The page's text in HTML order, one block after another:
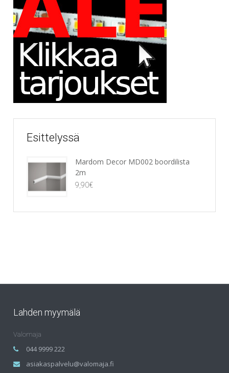
Esittelyssä
Mardom Decor MD002 boordilista
2m
9,90€
Lahden myymälä
Valomaja
044 9999 222
asiakaspalvelu@valomaja.fi